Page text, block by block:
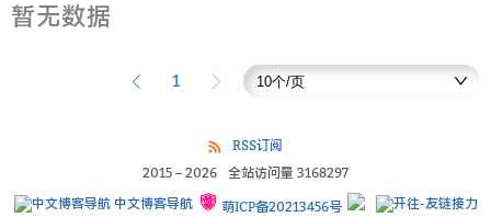
暂无数据
1
RSS订阅
2015 – 2026 全站访问量 3168297
中文博客导航
萌ICP备20213456号